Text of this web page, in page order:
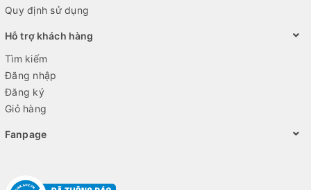
Quy định sử dụng
Hỗ trợ khách hàng
Tìm kiếm
Đăng nhập
Đăng ký
Giỏ hàng
Fanpage